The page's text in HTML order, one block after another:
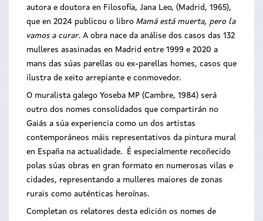
autora e doutora en Filosofía, Jana Leo, (Madrid, 1965),
que en 2024 publicou o libro Mamá está muerta, pero la
vamos a curar. A obra nace da análise dos casos das 132
mulleres asasinadas en Madrid entre 1999 e 2020 a
mans das súas parellas ou ex-parellas homes, casos que
ilustra de xeito arrepiante e conmovedor.
O muralista galego Yoseba MP (Cambre, 1984) será
outro dos nomes consolidados que compartirán no
Gaiás a súa experiencia como un dos artistas
contemporáneos máis representativos da pintura mural
en España na actualidade. É especialmente recoñecido
polas súas obras en gran formato en numerosas vilas e
cidades, representando a mulleres maiores de zonas
rurais como auténticas heroínas.
Completan os relatores desta edición os nomes de